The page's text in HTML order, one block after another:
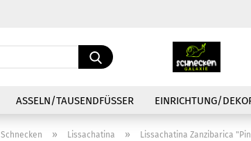
Suche...
ASSELN/TAUSENDFÜSSER EINRICHTUNG/
Schnecken » Lissachatina » Lissachatina Zanzibarica